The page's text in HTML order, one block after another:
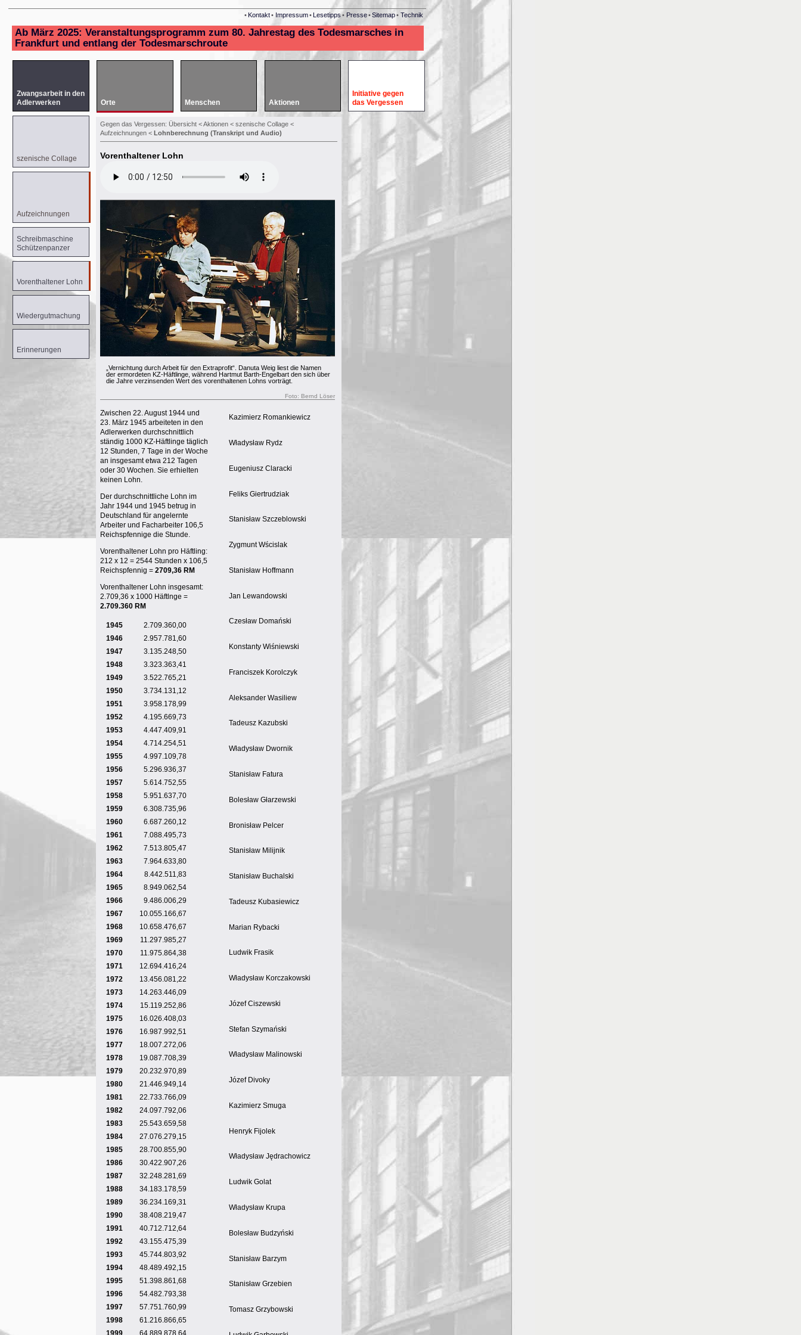
Technik
•
Sitemap
•
Presse
•
Lesetipps
•
Impressum
•
Kontakt
•
Frankfurt und entlang der Todesmarschroute
Gegen das Vergessen: Übersicht <Aktionen < szenische Collage <
Aufzeichnungen < Lohnberechnung (Transkript und Audio)
Vorenthaltener Lohn
die Jahre verzinsenden Wert des vorenthaltenen Lohns vorträgt.
Foto: Bernd Löser
keinen Lohn.
Reichspfennige die Stunde.
Vorenthaltener Lohn pro Häftling:
Reichspfennig = 2709,36 RM
Vorenthaltener Lohn insgesamt:
2.709,36 x 1000 Häftlnge =
2.709.360 RM
1945
2.709.360,00
1946
2.957.781,60
1947
3.135.248,50
1948
3.323.363,41
1949
3.522.765,21
1950
3.734.131,12
1951
3.958.178,99
1952
4.195.669,73
1953
4.447.409,91
1954
4.714.254,51
1955
4.997.109,78
1956
5.296.936,37
1957
5.614.752,55
1958
5.951.637,70
1959
6.308.735,96
1960
6.687.260,12
1961
7.088.495,73
1962
7.513.805,47
1963
7.964.633,80
1964
8.442.511,83
1965
8.949.062,54
1966
9.486.006,29
1967
10.055.166,67
1968
10.658.476,67
1969
11.297.985,27
1970
11.975.864,38
1971
12.694.416,24
1972
13.456.081,22
1973
14.263.446,09
1974
15.119.252,86
1975
16.026.408,03
1976
16.987.992,51
1977
18.007.272,06
1978
19.087.708,39
1979
20.232.970,89
1980
21.446.949,14
1981
22.733.766,09
1982
24.097.792,06
1983
25.543.659,58
1984
27.076.279,15
1985
28.700.855,90
1986
30.422.907,26
1987
32.248.281,69
1988
34.183.178,59
1989
36.234.169,31
1990
38.408.219,47
1991
40.712.712,64
1992
43.155.475,39
1993
45.744.803,92
1994
48.489.492,15
1995
51.398.861,68
1996
54.482.793,38
1997
57.751.760,99
1998
61.216.866,65
1999
64.889.878,64
Kazimierz Romankiewicz
Władysław Rydz
Eugeniusz Claracki
Feliks Giertrudziak
Stanisław Szczeblowski
Zygmunt Wścislak
Stanisław Hoffmann
Jan Lewandowski
Czesław Domański
Konstanty Wiśniewski
Franciszek Korolczyk
Aleksander Wasiliew
Tadeusz Kazubski
Władysław Dwornik
Stanisław Fatura
Bolesław Głarzewski
Bronisław Pelcer
Stanisław Milijnik
Stanisław Buchalski
Tadeusz Kubasiewicz
Marian Rybacki
Ludwik Frasik
Władysław Korczakowski
Józef Ciszewski
Stefan Szymański
Władysław Malinowski
Józef Divoky
Kazimierz Smuga
Henryk Fijolek
Władysław Jędrachowicz
Ludwik Golat
Władysław Krupa
Bolesław Budzyński
Stanisław Barzym
Stanisław Grzebien
Tomasz Grzybowski
Adlerwerken
szenische Collage
Aufzeichnungen
Schützenpanzer
Vorenthaltener Lohn
Wiedergutmachung
Erinnerungen
Orte Menschen Aktionen
Initiative gegen
das Vergessen